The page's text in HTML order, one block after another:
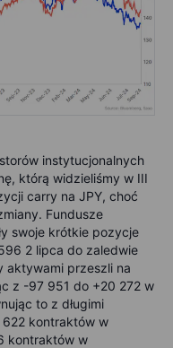
instytucjonalnych
którą widzieliśmy w III
carry na JPY, choć
Fundusze
swoje krótkie pozycje
2 lipca do zaledwie
aktywami przeszli na
z -97 951 do +20 272 w
to z długimi
622 kontraktów w
kontraktów w